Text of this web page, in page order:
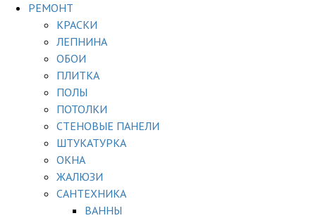
РЕМОНТ
КРАСКИ
ЛЕПНИНА
ОБОИ
ПЛИТКА
ПОЛЫ
ПОТОЛКИ
СТЕНОВЫЕ ПАНЕЛИ
ШТУКАТУРКА
ОКНА
ЖАЛЮЗИ
САНТЕХНИКА
ВАННЫ